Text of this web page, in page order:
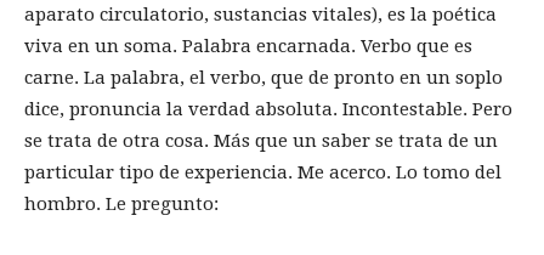
aparato circulatorio, sustancias vitales), es la poética
viva en un soma. Palabra encarnada. Verbo que es
carne. La palabra, el verbo, que de pronto en un soplo
dice, pronuncia la verdad absoluta. Incontestable. Pero
se trata de otra cosa. Más que un saber se trata de un
particular tipo de experiencia. Me acerco. Lo tomo del
hombro. Le pregunto: